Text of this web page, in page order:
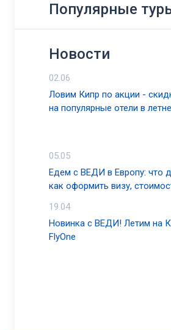
Популярные
Новости
02.06
Ловим Кипр по акции -
на популярные отели в
05.05
Едем с ВЕДИ в Европу: что
как оформить визу,
19.04
Новинка с ВЕДИ! Летим на
FlyOne